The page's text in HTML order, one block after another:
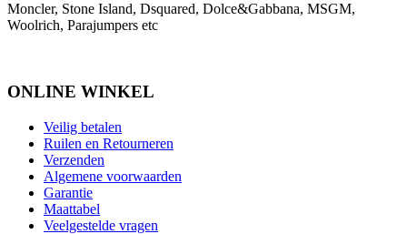
Moncler, Stone Island, Dsquared, Dolce&Gabbana, MSGM,
Woolrich, Parajumpers etc
ONLINE WINKEL
Veilig betalen
Ruilen en Retourneren
Verzenden
Algemene voorwaarden
Garantie
Maattabel
Veelgestelde vragen